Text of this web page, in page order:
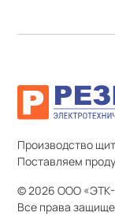
Производство
Поставляем
© 2026 ООО «ЭТК-
Все права